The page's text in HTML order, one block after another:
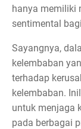
hanya memiliki
sentimental
Sayangnya,
kelembaban
terhadap
kelembaban.
untuk menjaga
pada berbagai